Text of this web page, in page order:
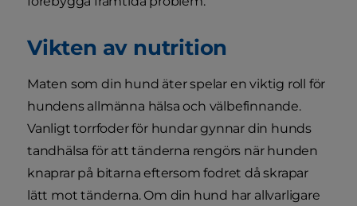
Vikten av nutrition
Maten som din hund äter spelar en viktig roll för
hundens allmänna hälsa och välbefinnande.
Vanligt torrfoder för hundar gynnar din hunds
tandhälsa för att tänderna rengörs när hunden
knaprar på bitarna eftersom fodret då skrapar
lätt mot tänderna. Om din hund har allvarligare